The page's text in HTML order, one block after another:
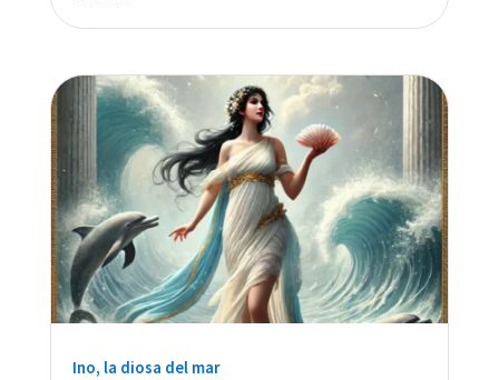
Ino, la diosa del mar